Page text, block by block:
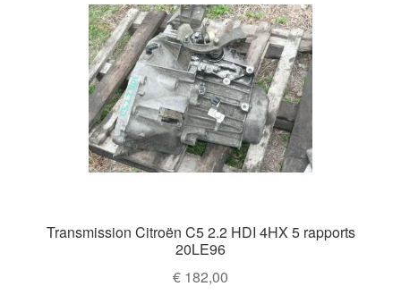
Transmission Citroën C5 2.2 HDI 4HX 5 rapports
20LE96
€ 182,00